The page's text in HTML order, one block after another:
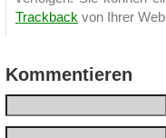
Trackback von Ihrer
Kommentieren